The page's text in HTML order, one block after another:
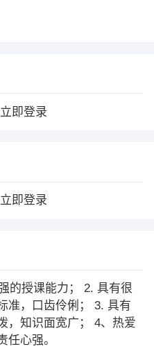
立即登录
立即登录
的授课能力； 2. 具有很
准，口齿伶俐； 3. 具有
，知识面宽广； 4、热爱
任心强。